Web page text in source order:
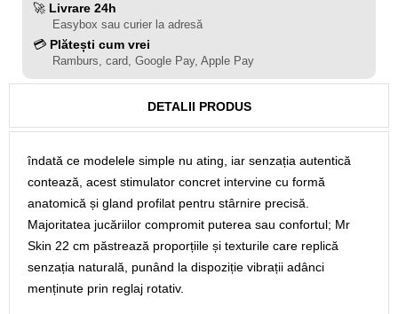
🚀 Livrare 24h
Easybox sau curier la adresă
💳 Plătești cum vrei
Ramburs, card, Google Pay, Apple Pay
DETALII PRODUS
îndată ce modelele simple nu ating, iar senzația autentică
contează, acest stimulator concret intervine cu formă
anatomică și gland profilat pentru stârnire precisă.
Majoritatea jucăriilor compromit puterea sau confortul; Mr
Skin 22 cm păstrează proporțiile și texturile care replică
senzația naturală, punând la dispoziție vibrații adânci
menținute prin reglaj rotativ.